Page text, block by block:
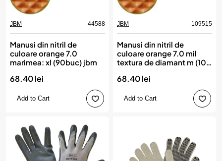
JBM 44588
Manusi din nitril de
culoare orange 7.0
marimea: xl (90buc) jbm
68.40 lei
Add to Cart
JBM 109515
Manusi din nitril de
culoare orange 7.0 mil
textura de diamant m (100
68.40 lei
Add to Cart